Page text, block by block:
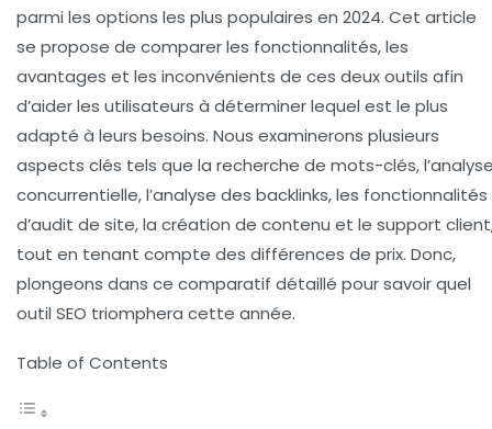
parmi les options les plus populaires en 2024. Cet article
se propose de comparer les fonctionnalités, les
avantages et les inconvénients de ces deux outils afin
d’aider les utilisateurs à déterminer lequel est le plus
adapté à leurs besoins. Nous examinerons plusieurs
aspects clés tels que la recherche de mots-clés, l’
concurrentielle, l’analyse des backlinks, les fonctionnalités
d’audit de site, la création de contenu et le support client
tout en tenant compte des différences de prix. Donc,
plongeons dans ce comparatif détaillé pour savoir quel
outil SEO triomphera cette année.
Table of Contents